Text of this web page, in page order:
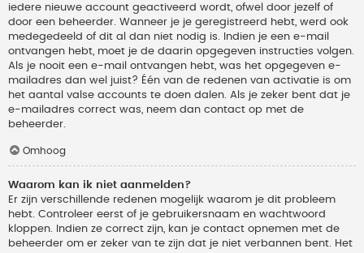
iedere nieuwe account geactiveerd wordt, ofwel door jezelf of
door een beheerder. Wanneer je je geregistreerd hebt, werd ook
medegedeeld of dit al dan niet nodig is. Indien je een e-mail
ontvangen hebt, moet je de daarin opgegeven instructies volgen.
Als je nooit een e-mail ontvangen hebt, was het opgegeven e-
mailadres dan wel juist? Één van de redenen van activatie is om
het aantal valse accounts te doen dalen. Als je zeker bent dat je
e-mailadres correct was, neem dan contact op met de
beheerder.
Omhoog
Waarom kan ik niet aanmelden?
Er zijn verschillende redenen mogelijk waarom je dit probleem
hebt. Controleer eerst of je gebruikersnaam en wachtwoord
kloppen. Indien ze correct zijn, kan je contact opnemen met de
beheerder om er zeker van te zijn dat je niet verbannen bent. Het